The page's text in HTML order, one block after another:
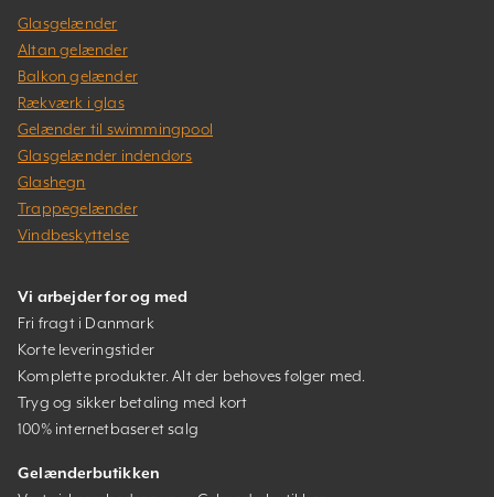
Glasgelænder
Altan gelænder
Balkon gelænder
Rækværk i glas
Gelænder til swimmingpool
Glasgelænder indendørs
Glashegn
Trappegelænder
Vindbeskyttelse
Vi arbejder for og med
Fri fragt i Danmark
Korte leveringstider
Komplette produkter. Alt der behøves følger med.
Tryg og sikker betaling med kort
100% internetbaseret salg
Gelænderbutikken